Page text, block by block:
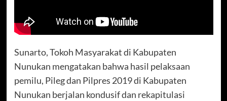
Sunarto, Tokoh Masyarakat di Kabupaten
Nunukan mengatakan bahwa hasil pelaksaan
pemilu, Pileg dan Pilpres 2019 di Kabupaten
Nunukan berjalan kondusif dan rekapitulasi